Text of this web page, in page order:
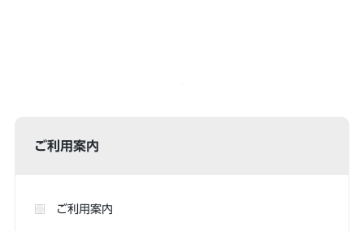
ご利用案内
ご利用案内